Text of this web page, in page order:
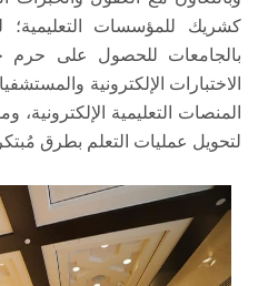
كشريك للمؤسسات التعليمية؛
بالجامعات للحصول على حرم
الاختبارات الإلكترونية
المنصات التعليمية الإلكترونية،
لتحويل عمليات التعلم بطرق